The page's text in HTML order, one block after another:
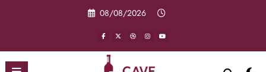
08/08/2026